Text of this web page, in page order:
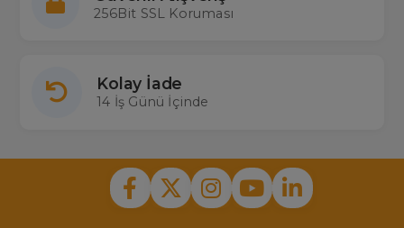
256Bit SSL Koruması
Kolay İade
14 İş Günü İçinde